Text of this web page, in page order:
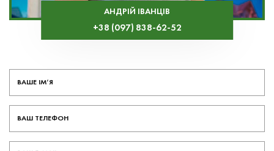
АНДРІЙ ІВАНЦІВ
+38 (097) 838-62-52